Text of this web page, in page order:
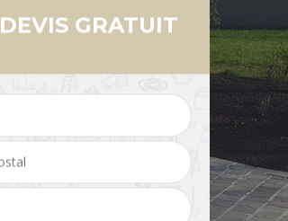
DEVIS GRATUIT